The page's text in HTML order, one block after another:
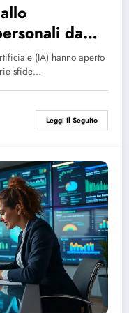
da
(IA) hanno aperto
sfide…
Leggi Il Seguito